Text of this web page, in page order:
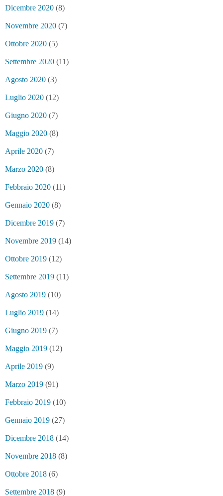
Dicembre 2020 (8)
Novembre 2020 (7)
Ottobre 2020 (5)
Settembre 2020 (11)
Agosto 2020 (3)
Luglio 2020 (12)
Giugno 2020 (7)
Maggio 2020 (8)
Aprile 2020 (7)
Marzo 2020 (8)
Febbraio 2020 (11)
Gennaio 2020 (8)
Dicembre 2019 (7)
Novembre 2019 (14)
Ottobre 2019 (12)
Settembre 2019 (11)
Agosto 2019 (10)
Luglio 2019 (14)
Giugno 2019 (7)
Maggio 2019 (12)
Aprile 2019 (9)
Marzo 2019 (91)
Febbraio 2019 (10)
Gennaio 2019 (27)
Dicembre 2018 (14)
Novembre 2018 (8)
Ottobre 2018 (6)
Settembre 2018 (9)